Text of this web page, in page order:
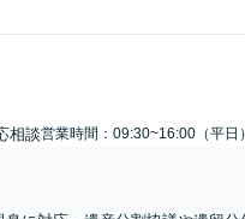
相談営業時間：09:30~16:00（平日）